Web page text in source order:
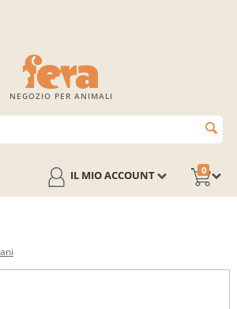
NEGOZIO PER ANIMALI
0
IL MIO ACCOUNT